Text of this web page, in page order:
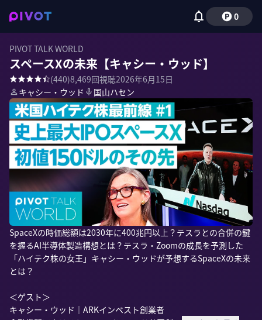
0
PIVOT TALK WORLD
スペースXの未来【キャシー・ウッド】
(440)8,469回視聴2026年6月15日
キャシー・ウッド
国山ハセン
SpaceXの時価総額は2030年に400兆円以上？テスラとの合併の鍵
を握るAI半導体製造構想とは？テスラ・Zoomの成長を予測した
「ハイテク株の女王」キャシー・ウッドが予想するSpaceXの未来
とは？
＜ゲスト＞
キャシー・ウッド｜ARKインベスト創業者